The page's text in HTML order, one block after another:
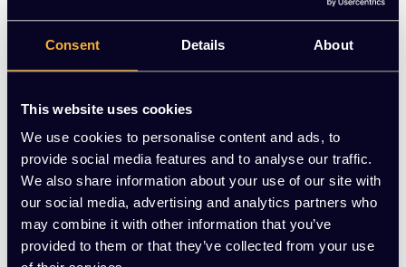
Consent Details About
This website uses cookies
We use cookies to personalise content and ads, to
provide social media features and to analyse our traffic.
We also share information about your use of our site with
our social media, advertising and analytics partners who
may combine it with other information that you’ve
provided to them or that they’ve collected from your use
waardoor ze niet meer opvallen. De Vorm benadrukt dat
dit rust en een prettige sfeer creëert. Het designermerk
houdt zich tevens al jarenlang bezig met levenscyclus
milieuvriendelijkheid.
Door constant nieuwe uitdagingen aan te gaan blijft De
Vorm zich ontwikkelen en blijft het designermerk groeien.
Als een Nederlands bedrijf staat De Vorm tevens bekend
om zijn directheid en eerlijkheid. Dit zijn dan ook
belangrijke waarden voor het designermerk, in
combinatie met hoogwaardige kwaliteit, een eerlijke prijs,